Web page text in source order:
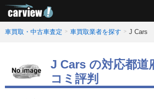
車買取・中古車査定 車買取業者を探す J Cars
J Cars の対応都道
コミ評判